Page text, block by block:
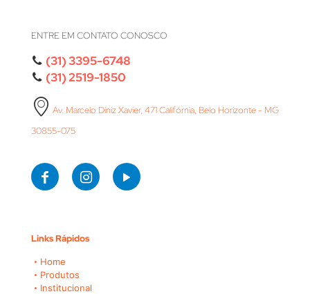
ENTRE EM CONTATO CONOSCO
(31) 3395-6748
(31) 2519-1850
Av. Marcelo Diniz Xavier, 471 Califórnia, Belo Horizonte - MG
30855-075
Links Rápidos
Home
Produtos
Institucional